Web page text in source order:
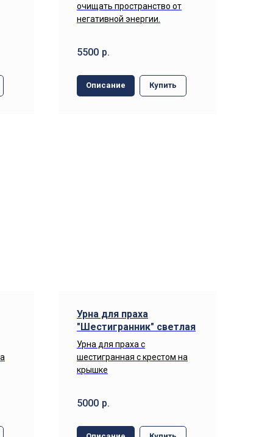
очищать пространство от
негативной энергии.
5500 р.
Описание Купить
Урна для праха
"Шестигранник" светлая
Урна для праха с
шестигранная с крестом на
крышке
5000 р.